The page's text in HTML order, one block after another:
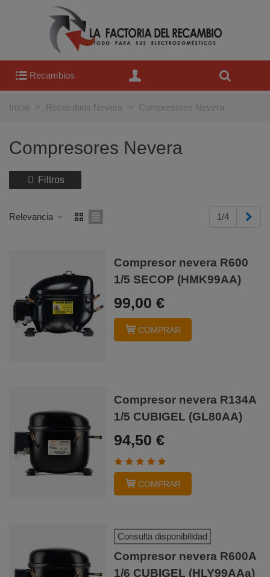
Recambios
Inicio > Recambios Nevera > Compresores Nevera
Compresores Nevera
Filtros
Relevancia 1/4
Compresor nevera R600
1/5 SECOP (HMK99AA)
99,00 €
COMPRAR
Compresor nevera R134A
1/5 CUBIGEL (GL80AA)
94,50 €
COMPRAR
Consulta disponibilidad
Compresor nevera R600A
1/6 CUBIGEL (HLY99AAa)